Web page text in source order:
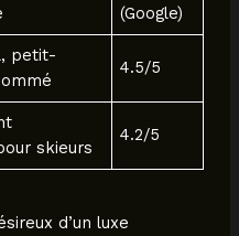
(Google)
petit-
4.5/5
skieurs
4.2/5
d’un luxe